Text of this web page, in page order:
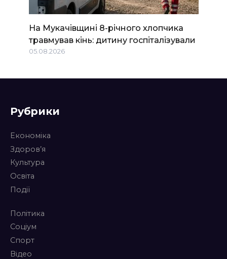
На Мукачівщині 8-річного хлопчика
травмував кінь: дитину госпіталізували
05.08.2026
Рубрики
Економіка
Здоров’я
Культура
Освіта
Події
Політика
Соціум
Спорт
Відео